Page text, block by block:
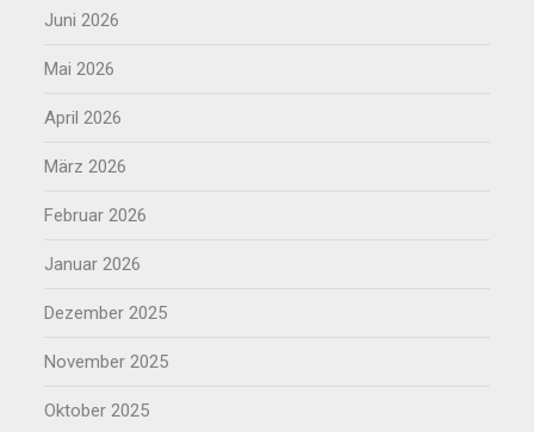
Juni 2026
Mai 2026
April 2026
März 2026
Februar 2026
Januar 2026
Dezember 2025
November 2025
Oktober 2025